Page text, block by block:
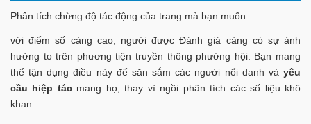
Phân tích chừng độ tác động của trang mà bạn muốn
với điểm số càng cao, người được Đánh giá càng có sự ảnh
hưởng to trên phương tiện truyền thông phường hội. Bạn mang
thể tận dụng điều này để săn sắm các người nổi danh và yêu
cầu hiệp tácmang họ, thay vì ngồi phân tích các số liệu khô
khan.